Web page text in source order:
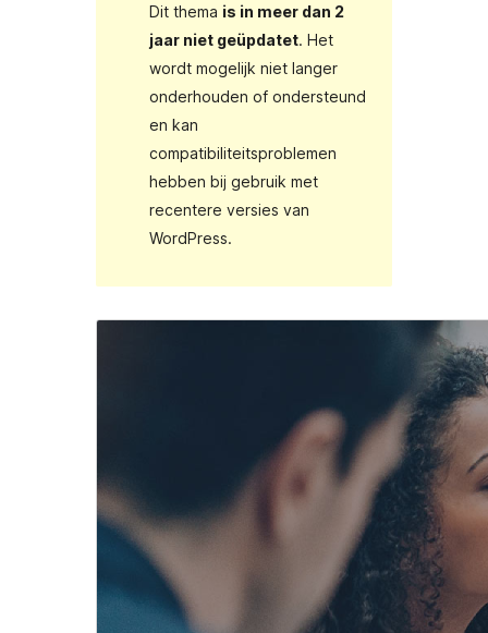
Dit thema is in meer dan 2
jaar niet geüpdatet. Het
wordt mogelijk niet langer
onderhouden of ondersteund
en kan
compatibiliteitsproblemen
hebben bij gebruik met
recentere versies van
WordPress.